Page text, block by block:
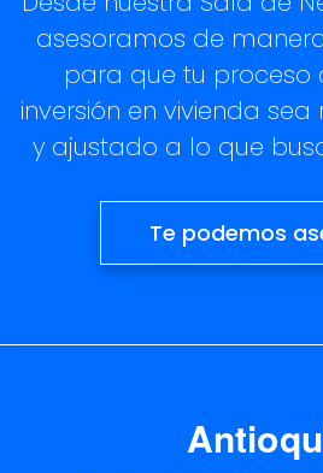
asesoramos de
para que tu
inversión en vivienda
y ajustado a lo que
Te podemos